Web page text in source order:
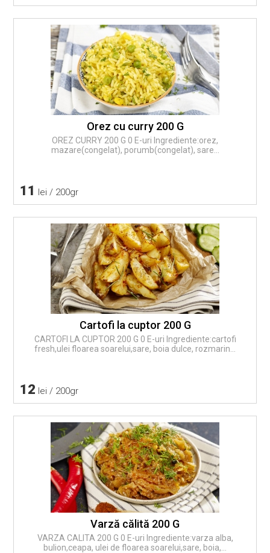
Orez cu curry 200 G
OREZ CURRY 200 G 0 E-uri Ingrediente:orez,
mazare(congelat), porumb(congelat), sare...
11 lei / 200gr
Cartofi la cuptor 200 G
CARTOFI LA CUPTOR 200 G 0 E-uri Ingrediente:cartofi
fresh,ulei floarea soarelui,sare, boia dulce, rozmarin...
12 lei / 200gr
Varză călită 200 G
VARZA CALITA 200 G 0 E-uri Ingrediente:varza alba,
bulion,ceapa, ulei de floarea soarelui,sare, boia,...